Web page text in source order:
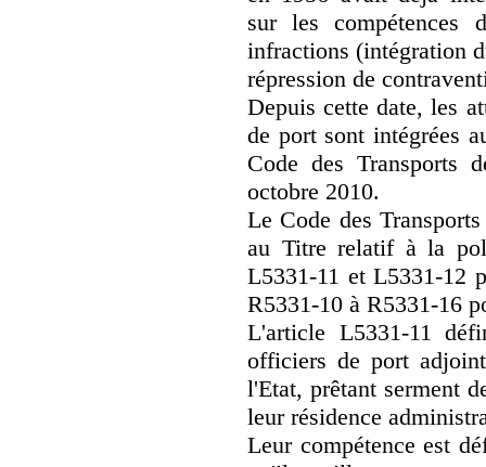
sur les
infractions (intégration
répression de
Depuis cette date, les
de port sont intégrées
Code des Transports
octobre 2010.
Le Code des
au Titre relatif à la
L5331-11 et L5331-12
R5331-10 à R5331-16
L'article L5331-11
officiers de port
l'Etat, prêtant serment
leur résidence
Leur compétence est